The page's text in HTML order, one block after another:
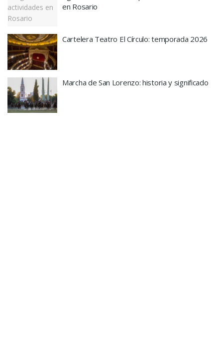
en Rosario
Cartelera Teatro El Círculo: temporada 2026
Marcha de San Lorenzo: historia y significado